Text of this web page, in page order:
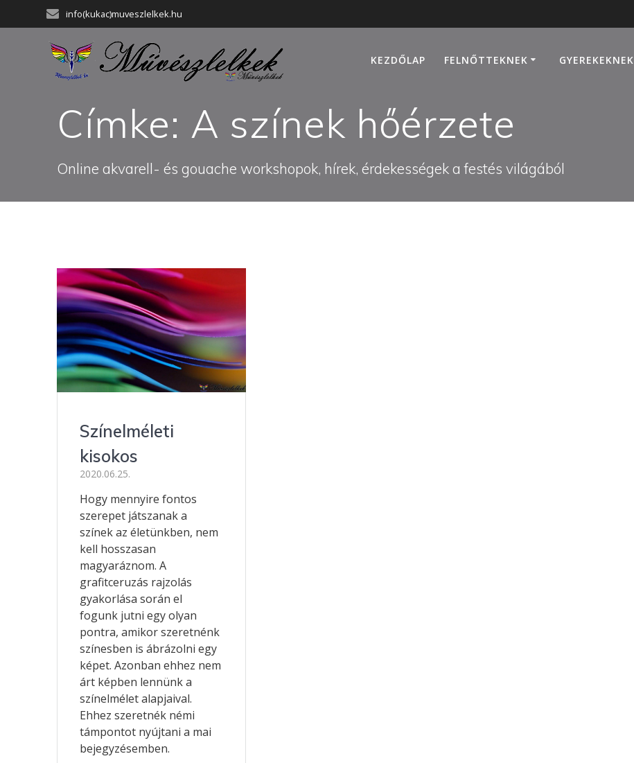
to
info(kukac)muveszlelkek.hu
KEZDŐLAP FELNŐTTEKNEK GYEREKEKNEK
Címke: A színek hőérzete
Online akvarell- és gouache workshopok, hírek, érdekességek a festés világából
Színelméleti
kisokos
2020.06.25.
Hogy mennyire fontos
szerepet játszanak a
színek az életünkben, nem
kell hosszasan
magyaráznom. A
grafitceruzás rajzolás
gyakorlása során el
fogunk jutni egy olyan
pontra, amikor szeretnénk
színesben is ábrázolni egy
képet. Azonban ehhez nem
árt képben lennünk a
színelmélet alapjaival.
Ehhez szeretnék némi
támpontot nyújtani a mai
bejegyzésemben.